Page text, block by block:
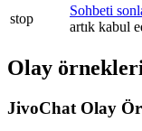
stop
Sohbeti
artık kabul
Olay
JivoChat Olay